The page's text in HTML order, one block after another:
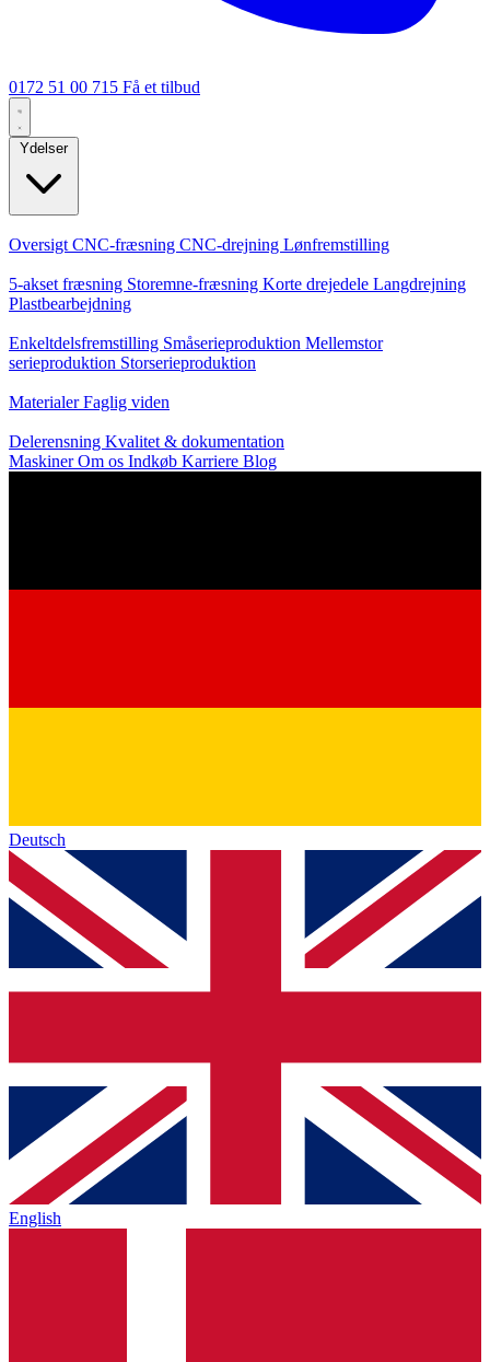
0172 51 00 715 Få et tilbud
Ydelser
Oversigt CNC-fræsning CNC-drejning Lønfremstilling
5-akset fræsning Storemne-fræsning Korte drejedele Langdrejning
Plastbearbejdning
Enkeltdelsfremstilling Småserieproduktion Mellemstor
serieproduktion Storserieproduktion
MaterialerFaglig viden
Delerensning Kvalitet & dokumentation
MaskinerOm os Indkøb Karriere Blog
Deutsch
English